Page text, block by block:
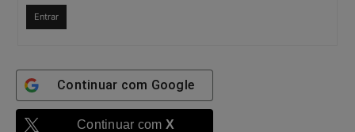
Entrar
Continuar com Google
Continuar com X